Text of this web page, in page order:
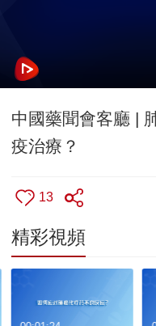
中國藥聞會客廳 |
疫治療？
13
精彩視頻